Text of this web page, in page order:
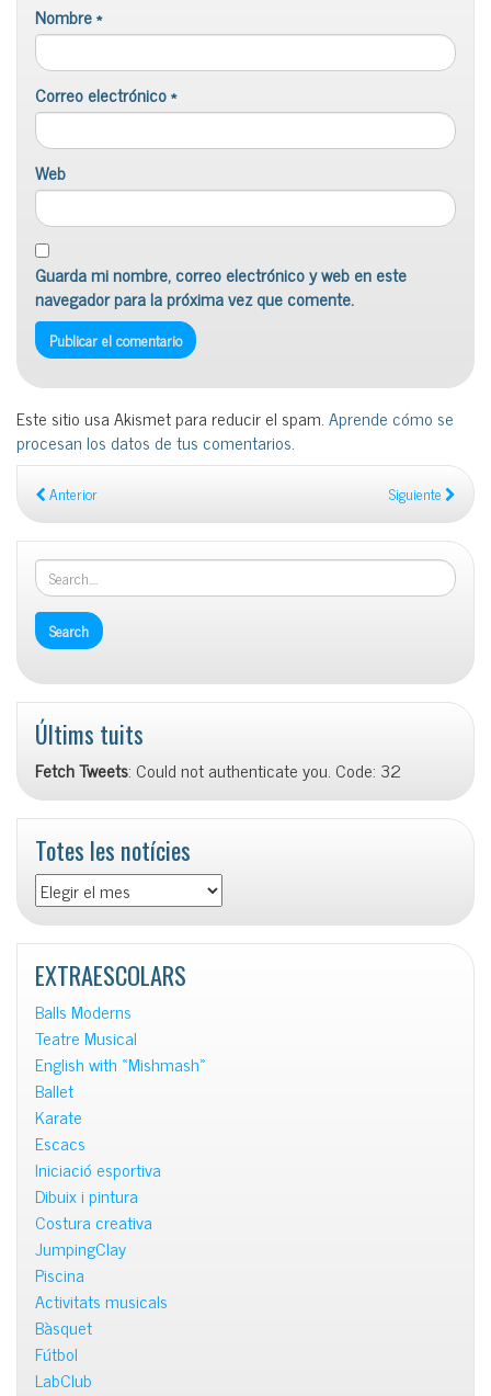
Nombre*
Correo electrónico*
Web
Guarda mi nombre, correo electrónico y web en este
navegador para la próxima vez que comente.
Este sitio usa Akismet para reducir el spam.Aprende cómo se
procesan los datos de tus comentarios.
Anterior Siguiente
Últims tuits
Fetch Tweets: Could not authenticate you. Code: 32
Totes les notícies
Totes
les
notícies
EXTRAESCOLARS
Balls Moderns
Teatre Musical
English with «Mishmash»
Ballet
Karate
Escacs
Iniciació esportiva
Dibuix i pintura
Costura creativa
JumpingClay
Piscina
Activitats musicals
Bàsquet
Fútbol
LabClub